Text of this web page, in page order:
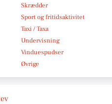
Skrædder
Sport og fritidsaktivitet
Taxi / Taxa
Undervisning
Vinduespudser
Øvrige